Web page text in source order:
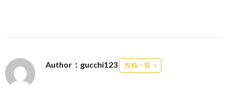
Author：gucchi123 投稿一覧